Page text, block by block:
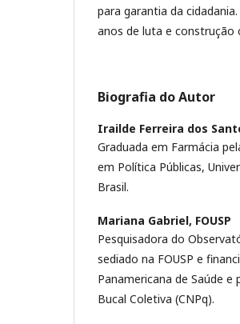
para garantia da
anos de luta e construção
Biografia do Autor
Irailde Ferreira dos
Graduada em Farmácia
em Política Públicas,
Brasil.
Mariana Gabriel, FOUSP
Pesquisadora do
sediado na FOUSP e
Panamericana de Saúde e
Bucal Coletiva (CNPq).